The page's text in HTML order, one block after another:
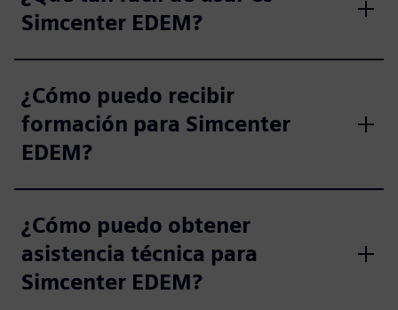
Simcenter EDEM?
¿Cómo puedo recibir
formación para Simcenter
EDEM?
¿Cómo puedo obtener
asistencia técnica para
Simcenter EDEM?